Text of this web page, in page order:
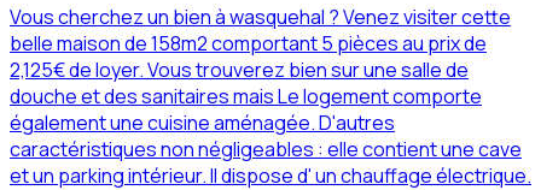
Vous cherchez un bien à wasquehal ? Venez visiter cette
belle maison de 158m2 comportant 5 pièces au prix de
2,125€ de loyer. Vous trouverez bien sur une salle de
douche et des sanitaires mais Le logement comporte
également une cuisine aménagée. D'autres
caractéristiques non négligeables : elle contient une cave
et un parking intérieur. Il dispose d' un chauffage électrique.